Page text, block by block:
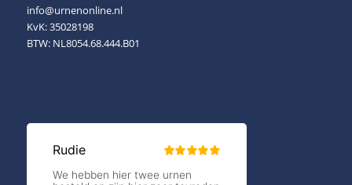
info@urnenonline.nl
KvK: 35028198
BTW: NL8054.68.444.B01